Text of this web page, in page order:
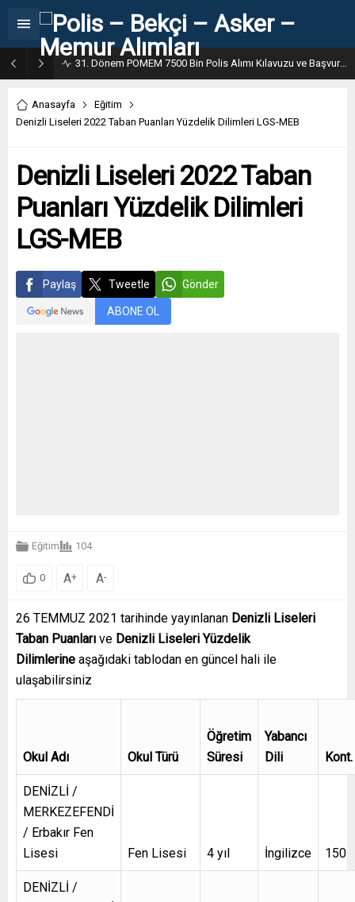
31. Dönem POMEM 7500 Bin Polis Alımı Kılavuzu ve Başvuru Ekranı
Anasayfa
Eğitim
Denizli Liseleri 2022 Taban Puanları Yüzdelik Dilimleri LGS-MEB
Denizli Liseleri 2022 Taban
Puanları Yüzdelik Dilimleri
LGS-MEB
Paylaş Tweetle Gönder
ABONE OL
Eğitim 104
0 A+ A-
26 TEMMUZ 2021 tarihinde yayınlanan Denizli Liseleri
Taban Puanları ve Denizli Liseleri Yüzdelik
Dilimlerine aşağıdaki tablodan en güncel hali ile
ulaşabilirsiniz
Okul Adı Okul Türü
Öğretim
Süresi
Yabancı
Dili
Kont.
DENİZLİ /
MERKEZEFENDİ
/ Erbakır Fen
Lisesi
Fen Lisesi 4 yıl İngilizce 150
DENİZLİ /